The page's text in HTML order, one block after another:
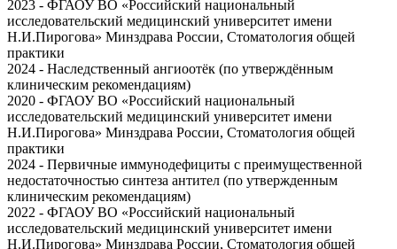
2023 - ФГАОУ ВО «Российский национальный
исследовательский медицинский университет имени
Н.И.Пирогова» Минздрава России, Стоматология общей
практики
2024 - Наследственный ангиоотёк (по утверждённым
клиническим рекомендациям)
2020 - ФГАОУ ВО «Российский национальный
исследовательский медицинский университет имени
Н.И.Пирогова» Минздрава России, Стоматология общей
практики
2024 - Первичные иммунодефициты с преимущественной
недостаточностью синтеза антител (по утвержденным
клиническим рекомендациям)
2022 - ФГАОУ ВО «Российский национальный
исследовательский медицинский университет имени
Н.И.Пирогова» Минздрава России, Стоматология общей